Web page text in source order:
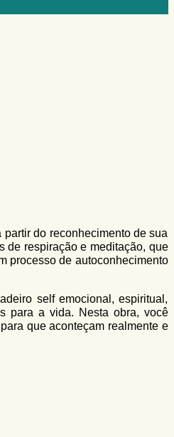
do reconhecimento de sua
de respiração e meditação, que
processo de autoconhecimento
self emocional, espiritual,
para a vida. Nesta obra, você
que aconteçam realmente e